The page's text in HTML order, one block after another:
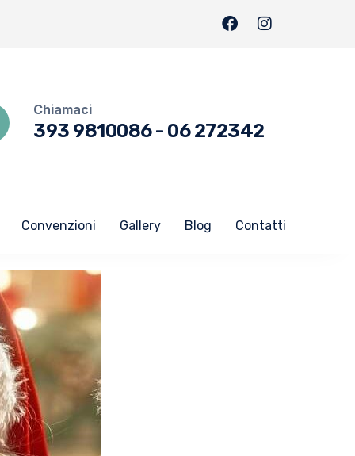
Chiamaci
393 9810086- 06 272342
Convenzioni Gallery Blog Contatti